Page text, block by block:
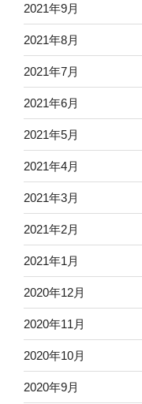
2021年9月
2021年8月
2021年7月
2021年6月
2021年5月
2021年4月
2021年3月
2021年2月
2021年1月
2020年12月
2020年11月
2020年10月
2020年9月